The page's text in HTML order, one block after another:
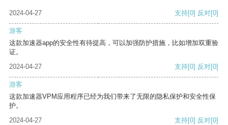
2024-04-27 支持[0] 反对[0]
游客
这款加速器app的安全性有待提高，可以加强防护措施，比如增加双重验
证。
2024-04-27
支持[0] 反对[0]
游客
这款加速器VPM应用程序已经为我们带来了无限的隐私保护和安全性保
护。
2024-04-27
支持[0] 反对[0]